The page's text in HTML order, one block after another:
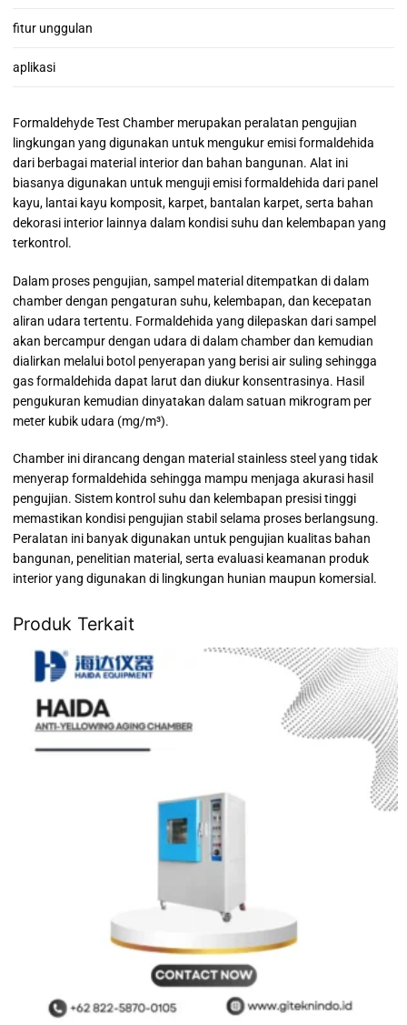
fitur unggulan
aplikasi
Formaldehyde Test Chamber merupakan peralatan pengujian
lingkungan yang digunakan untuk mengukur emisi formaldehida
dari berbagai material interior dan bahan bangunan. Alat ini
biasanya digunakan untuk menguji emisi formaldehida dari panel
kayu, lantai kayu komposit, karpet, bantalan karpet, serta bahan
dekorasi interior lainnya dalam kondisi suhu dan kelembapan yang
terkontrol.
Dalam proses pengujian, sampel material ditempatkan di dalam
chamber dengan pengaturan suhu, kelembapan, dan kecepatan
aliran udara tertentu. Formaldehida yang dilepaskan dari sampel
akan bercampur dengan udara di dalam chamber dan kemudian
dialirkan melalui botol penyerapan yang berisi air suling sehingga
gas formaldehida dapat larut dan diukur konsentrasinya. Hasil
pengukuran kemudian dinyatakan dalam satuan mikrogram per
meter kubik udara (mg/m³).
Chamber ini dirancang dengan material stainless steel yang tidak
menyerap formaldehida sehingga mampu menjaga akurasi hasil
pengujian. Sistem kontrol suhu dan kelembapan presisi tinggi
memastikan kondisi pengujian stabil selama proses berlangsung.
Peralatan ini banyak digunakan untuk pengujian kualitas bahan
bangunan, penelitian material, serta evaluasi keamanan produk
interior yang digunakan di lingkungan hunian maupun komersial.
Produk Terkait